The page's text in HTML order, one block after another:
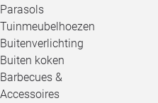
Parasols
Tuinmeubelhoezen
Buitenverlichting
Buiten koken
Barbecues &
Accessoires